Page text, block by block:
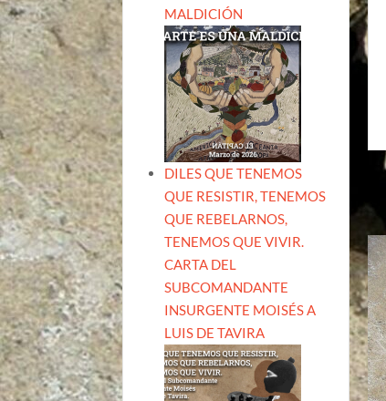
MALDICIÓN
DILES QUE TENEMOS
QUE RESISTIR, TENEMOS
QUE REBELARNOS,
TENEMOS QUE VIVIR.
CARTA DEL
SUBCOMANDANTE
INSURGENTE MOISÉS A
LUIS DE TAVIRA